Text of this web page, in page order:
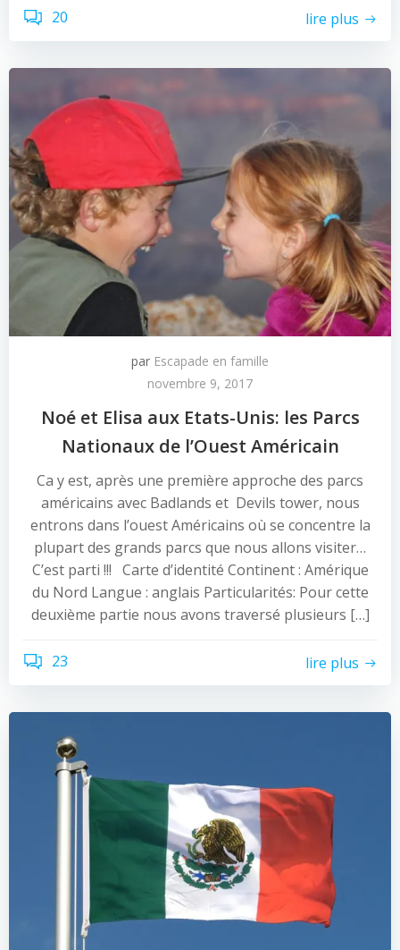
20 lire plus
par Escapade en famille
novembre 9, 2017
Noé et Elisa aux Etats-Unis: les Parcs
Nationaux de l’Ouest Américain
Ca y est, après une première approche des parcs
américains avec Badlands et Devils tower, nous
entrons dans l’ouest Américains où se concentre la
plupart des grands parcs que nous allons visiter…
C’est parti !!! Carte d’identité Continent : Amérique
du Nord Langue : anglais Particularités: Pour cette
deuxième partie nous avons traversé plusieurs […]
23 lire plus